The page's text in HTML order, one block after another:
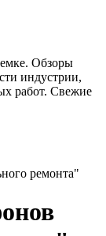
Обзоры
индустрии,
работ. Свежие
ремонта"